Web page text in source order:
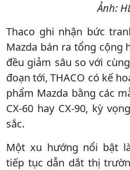
Ảnh:
Thaco ghi nhận bức
Mazda bán ra tổng cộng
đều giảm sâu so với
đoạn tới, THACO có kế
phẩm Mazda bằng các
CX-60 hay CX-90, kỳ
sắc.
Một xu hướng nổi bật
tiếp tục dẫn dắt thị